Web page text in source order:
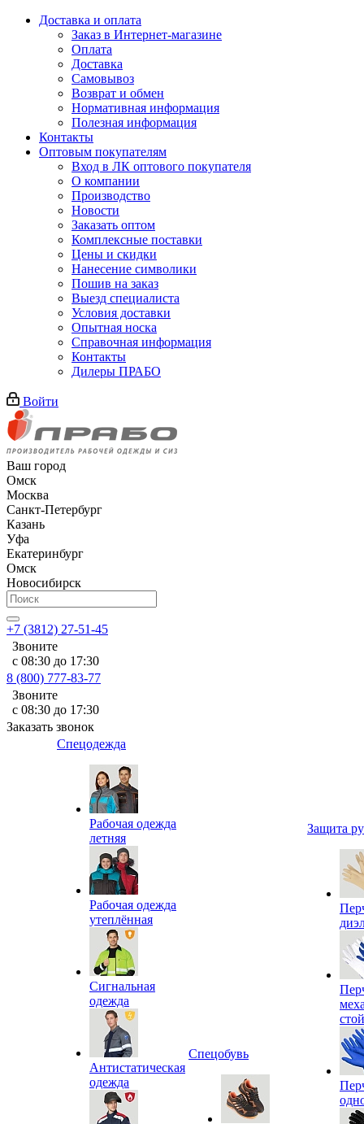
Доставка и оплата
Заказ в Интернет-магазине
Оплата
Доставка
Самовывоз
Возврат и обмен
Нормативная информация
Полезная информация
Контакты
Оптовым покупателям
Вход в ЛК оптового покупателя
О компании
Производство
Новости
Заказать оптом
Комплексные поставки
Цены и скидки
Нанесение символики
Пошив на заказ
Выезд специалиста
Условия доставки
Опытная носка
Справочная информация
Контакты
Дилеры ПРАБО
Войти
Ваш город
Омск
Москва
Санкт-Петербург
Казань
Уфа
Екатеринбург
Омск
Новосибирск
+7 (3812) 27-51-45
Звоните
с 08:30 до 17:30
8 (800) 777-83-77
Звоните
с 08:30 до 17:30
Заказать звонок
Спецодежда
Рабочая одежда
летняя
Рабочая одежда
утеплённая
Сигнальная
одежда
Антистатическая
одежда
Спецобувь
Защита